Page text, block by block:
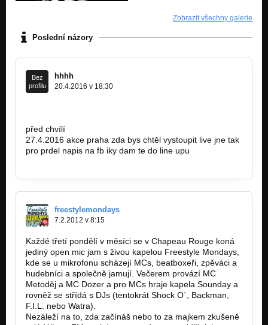
Zobrazit všechny galerie
Poslední názory
Bez
profilu
hhhh
20.4.2016 v 18:30
před chvílí
27.4.2016 akce praha zda bys chtěl vystoupit live jne tak
pro prdel napis na fb iky dam te do line upu
freestylemondays
7.2.2012 v 8:15
Každé třetí pondělí v měsíci se v Chapeau Rouge koná
jediný open mic jam s živou kapelou Freestyle Mondays,
kde se u mikrofonu scházejí MCs, beatboxeři, zpěváci a
hudebníci a společně jamují. Večerem provází MC
Metoděj a MC Dozer a pro MCs hraje kapela Sounday a
rovněž se střídá s DJs (tentokrát Shock O´, Backman,
F.I.L. nebo Watra).
Nezáleží na to, zda začínáš nebo to za majkem zkušeně